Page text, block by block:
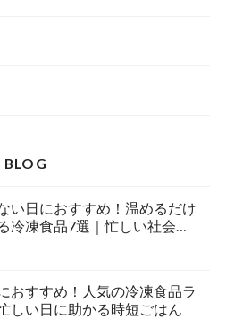
BLOG
い日におすすめ！温めるだけ
冷凍食品7選｜忙しい社会人
おすすめ！人気の冷凍食品ラ
しい日に助かる時短ごはん